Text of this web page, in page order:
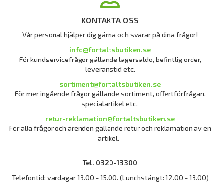
KONTAKTA OSS
Vår personal hjälper dig gärna och svarar på dina frågor!
info@fortaltsbutiken.se
För kundservicefrågor gällande lagersaldo, befintlig order,
leveranstid etc.
sortiment@fortaltsbutiken.se
För mer ingående frågor gällande sortiment, offertförfrågan,
specialartikel etc.
retur-reklamation@fortaltsbutiken.se
För alla frågor och ärenden gällande retur och reklamation av en
artikel.
Tel. 0320-13300
Telefontid: vardagar 13.00 - 15.00. (Lunchstängt: 12.00 - 13.00)